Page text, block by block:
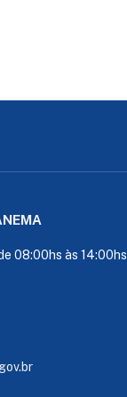
08:00hs às 14:00hs